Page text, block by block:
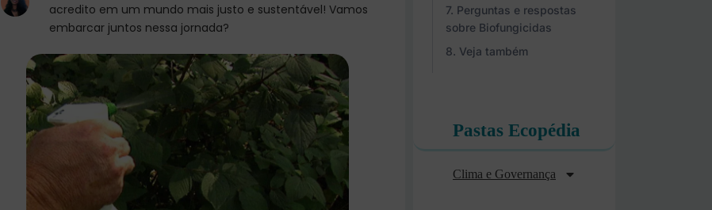
acredito em um mundo mais justo e sustentável! Vamos
embarcar juntos nessa jornada?
Perguntas e respostas
sobre Biofungicidas
Veja também
Pastas Ecopédia
Clima e Governança